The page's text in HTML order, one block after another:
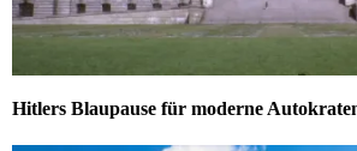
Hitlers Blaupause für moderne